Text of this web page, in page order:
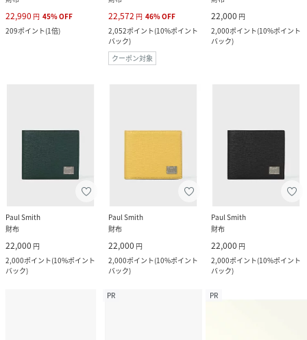
22,990 円 45%OFF
209ポイント(1倍)
22,572 円 46%OFF
2,052ポイント(10%ポイント
バック)
クーポン対象
22,000 円
2,000ポイント(10%ポイント
バック)
Paul Smith
財布
22,000 円
2,000ポイント(10%ポイント
バック)
Paul Smith
財布
22,000 円
2,000ポイント(10%ポイント
バック)
Paul Smith
財布
22,000 円
2,000ポイント(10%ポイント
バック)
PR PR